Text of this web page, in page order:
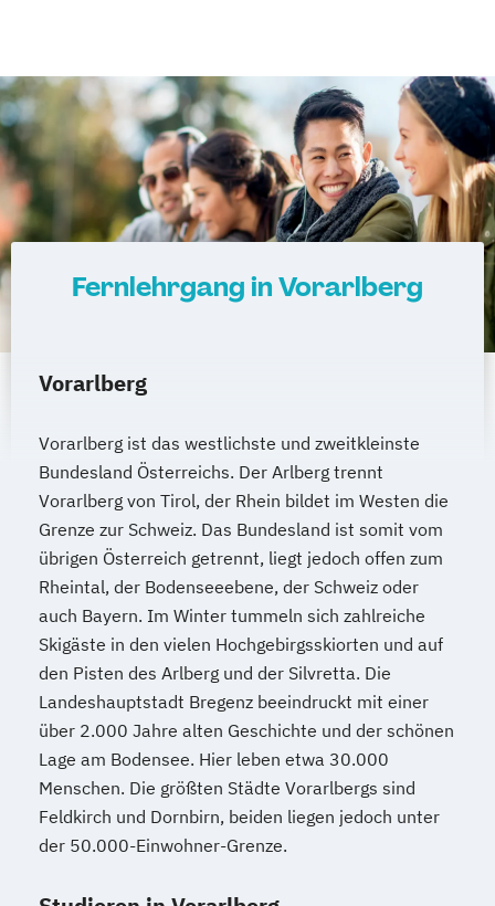
Fernlehrgang in Vorarlberg
Vorarlberg
Vorarlberg ist das westlichste und zweitkleinste
Bundesland Österreichs. Der Arlberg trennt
Vorarlberg von Tirol, der Rhein bildet im Westen die
Grenze zur Schweiz. Das Bundesland ist somit vom
übrigen Österreich getrennt, liegt jedoch offen zum
Rheintal, der Bodenseeebene, der Schweiz oder
auch Bayern. Im Winter tummeln sich zahlreiche
Skigäste in den vielen Hochgebirgsskiorten und auf
den Pisten des Arlberg und der Silvretta. Die
Landeshauptstadt Bregenz beeindruckt mit einer
über 2.000 Jahre alten Geschichte und der schönen
Lage am Bodensee. Hier leben etwa 30.000
Menschen. Die größten Städte Vorarlbergs sind
Feldkirch und Dornbirn, beiden liegen jedoch unter
der 50.000-Einwohner-Grenze.